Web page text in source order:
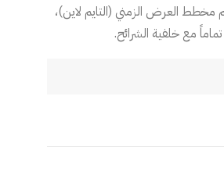
مخطط العرض الزمني (التايم لاين)،
مع خلفية الشرائح.